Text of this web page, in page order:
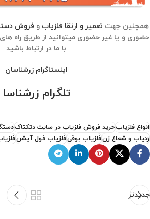
همچنین جهت تعمیر و ارتقا فلزیاب و فروش
حضوری و یا غیر حضوری میتوانید از طریق راه
با ما در ارتباط باشید
اینستاگرام زرشناسان
تلگرام زرشناسا
انواع فلزیابخرید فروش فلزیاب در سایت دتکتاک
ردیاب و شعاع زنفلزیاب بوقیفلزیاب فول آپشن
جدیدتر